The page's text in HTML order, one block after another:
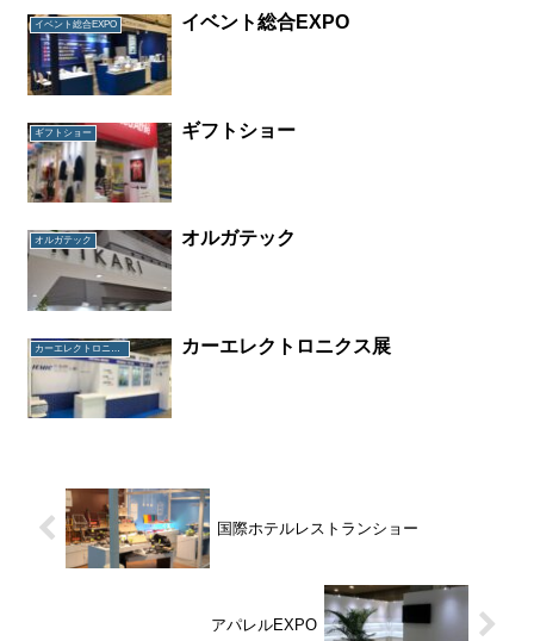
イベント総合EXPO イベント総合EXPO
ギフトショー ギフトショー
オルガテック オルガテック
カーエレクトロニクス展 カーエレクトロニクス展
国際ホテルレストランショー
アパレルEXPO